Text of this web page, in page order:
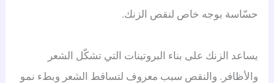
حسّاسة بوجه خاص لنقص الزنك.
يساعد الزنك على بناء البروتينات التي تشكّل الشعر
والأظافر. والنقص سبب معروف لتساقط الشعر وبطء نمو